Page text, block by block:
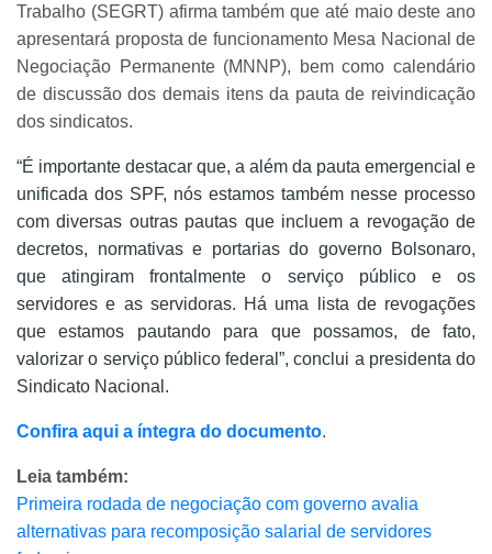
Trabalho (SEGRT) afirma também que até maio deste ano
apresentará proposta de funcionamento Mesa Nacional de
Negociação Permanente (MNNP), bem como calendário
de discussão dos demais itens da pauta de reivindicação
dos sindicatos.
“É importante destacar que, a além da pauta emergencial e
unificada dos SPF, nós estamos também nesse processo
com diversas outras pautas que incluem a revogação de
decretos, normativas e portarias do governo Bolsonaro,
que atingiram frontalmente o serviço público e os
servidores e as servidoras. Há uma lista de revogações
que estamos pautando para que possamos, de fato,
valorizar o serviço público federal”, conclui a presidenta do
Sindicato Nacional.
Confira aqui a íntegra do documento.
Leia também:
Primeira rodada de negociação com governo avalia
alternativas para recomposição salarial de servidores